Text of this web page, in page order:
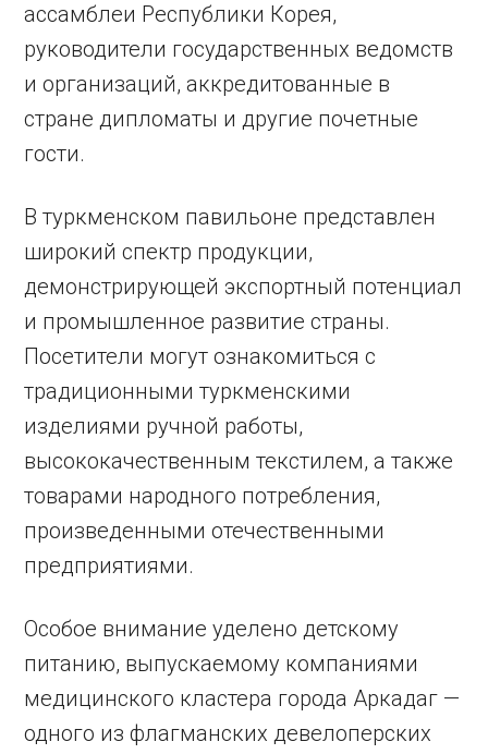
ассамблеи Республики Корея,
руководители государственных ведомств
и организаций, аккредитованные в
стране дипломаты и другие почетные
гости.
В туркменском павильоне представлен
широкий спектр продукции,
демонстрирующей экспортный потенциал
и промышленное развитие страны.
Посетители могут ознакомиться с
традиционными туркменскими
изделиями ручной работы,
высококачественным текстилем, а также
товарами народного потребления,
произведенными отечественными
предприятиями.
Особое внимание уделено детскому
питанию, выпускаемому компаниями
медицинского кластера города Аркадаг —
одного из флагманских девелоперских